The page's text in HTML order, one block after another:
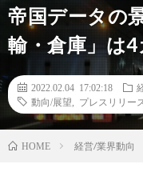
帝国データの
輸・倉庫」は
2022.02.04 17:02:18
動向/展望
プレスリリー
HOME 経営/業界動向